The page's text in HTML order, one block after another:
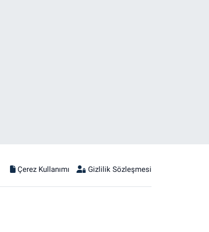
Çerez Kullanımı Gizlilik Sözleşmesi